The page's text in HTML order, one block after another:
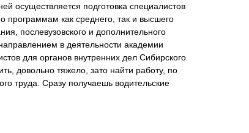
осуществляется подготовка специалистов
программам как среднего, так и высшего
послевузовского и дополнительного
в деятельности академии
для органов внутренних дел Сибирского
довольно тяжело, зато найти работу, по
труда. Сразу получаешь водительские